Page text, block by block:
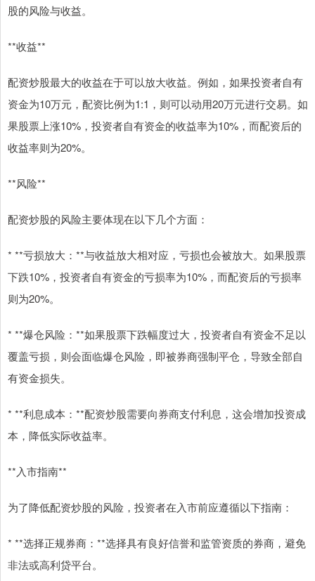
股的风险与收益。
**收益**
配资炒股最大的收益在于可以放大收益。例如，如果投资者自有
资金为10万元，配资比例为1:1，则可以动用20万元进行交易。如
果股票上涨10%，投资者自有资金的收益率为10%，而配资后的
收益率则为20%。
**风险**
配资炒股的风险主要体现在以下几个方面：
* **亏损放大：**与收益放大相对应，亏损也会被放大。如果股票
下跌10%，投资者自有资金的亏损率为10%，而配资后的亏损率
则为20%。
* **爆仓风险：**如果股票下跌幅度过大，投资者自有资金不足以
覆盖亏损，则会面临爆仓风险，即被券商强制平仓，导致全部自
有资金损失。
* **利息成本：**配资炒股需要向券商支付利息，这会增加投资成
本，降低实际收益率。
**入市指南**
为了降低配资炒股的风险，投资者在入市前应遵循以下指南：
* **选择正规券商：**选择具有良好信誉和监管资质的券商，避免
非法或高利贷平台。